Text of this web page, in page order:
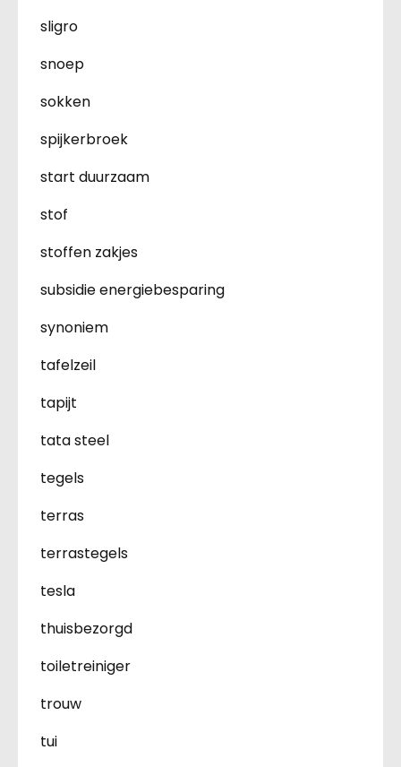
sligro
snoep
sokken
spijkerbroek
start duurzaam
stof
stoffen zakjes
subsidie energiebesparing
synoniem
tafelzeil
tapijt
tata steel
tegels
terras
terrastegels
tesla
thuisbezorgd
toiletreiniger
trouw
tui